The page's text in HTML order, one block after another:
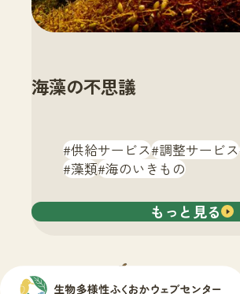
海藻の不思議
供給サービス 調整サービス
藻類 海のいきもの
もっと見る